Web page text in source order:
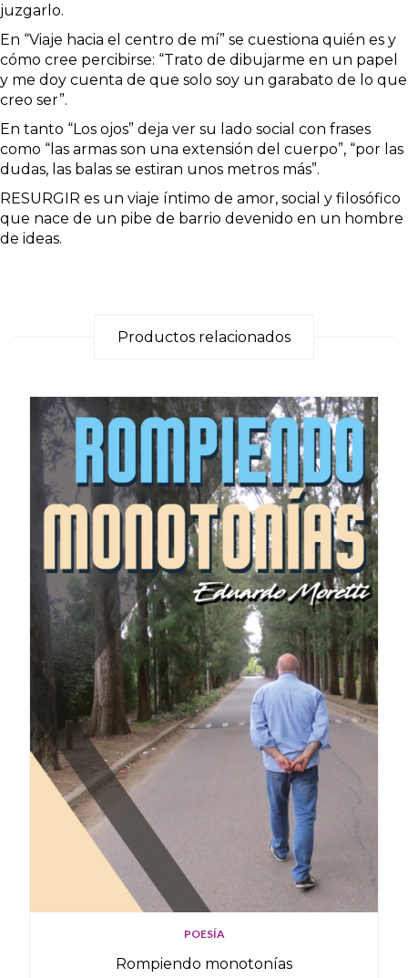
juzgarlo.
En “Viaje hacia el centro de mí” se cuestiona quién es y
cómo cree percibirse: “Trato de dibujarme en un papel
y me doy cuenta de que solo soy un garabato de lo que
creo ser”.
En tanto “Los ojos” deja ver su lado social con frases
como “las armas son una extensión del cuerpo”, “por las
dudas, las balas se estiran unos metros más”.
RESURGIR es un viaje íntimo de amor, social y filosófico
que nace de un pibe de barrio devenido en un hombre
de ideas.
Productos relacionados
POESÍA
Rompiendo monotonías